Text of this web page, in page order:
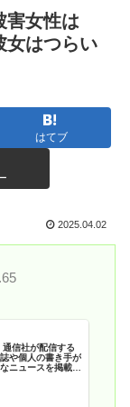
害女性は
女はつらい
はてブ
2025.04.02
信社が配信する
や個人の書き手が
ニュースを掲載し